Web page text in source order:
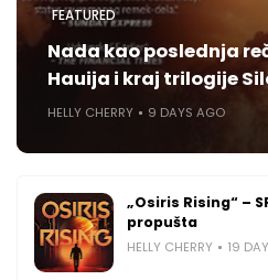
FEATURED
Nada kao poslednja
Hauija i kraj trilogije
HELLY CHERRY 9 DAYS AGO
„Osiris Rising“ –
propušta
HELLY CHERRY 19